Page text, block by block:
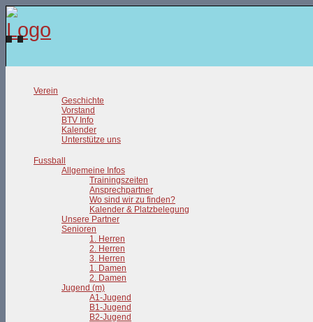
Verein
Geschichte
Vorstand
BTV Info
Kalender
Unterstütze uns
Fussball
Allgemeine Infos
Trainingszeiten
Ansprechpartner
Wo sind wir zu finden?
Kalender & Platzbelegung
Unsere Partner
Senioren
1. Herren
2. Herren
3. Herren
1. Damen
2. Damen
Jugend (m)
A1-Jugend
B1-Jugend
B2-Jugend